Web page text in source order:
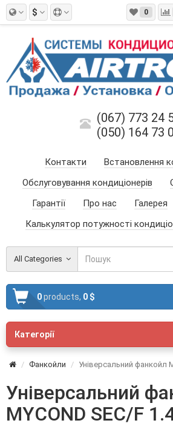
$ 0
(067) 773 24
(050) 164 73
Контакти
Встановлення
Обслуговування кондиціонерів
Гарантії
Про нас Галерея
Калькулятор потужності
All Categories
0products, 0 $
Категорії
Фанкойли Універсальний фанкойл
Універсальний
MYCOND SEC/F